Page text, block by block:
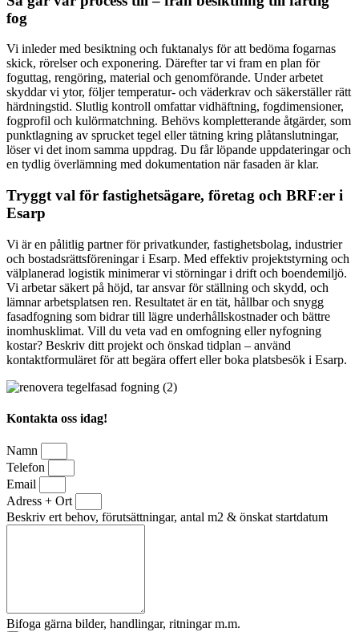
fog
Vi inleder med besiktning och fuktanalys för att bedöma fogarnas
skick, rörelser och exponering. Därefter tar vi fram en plan för
foguttag, rengöring, material och genomförande. Under arbetet
skyddar vi ytor, följer temperatur- och väderkrav och säkerställer rätt
härdningstid. Slutlig kontroll omfattar vidhäftning, fogdimensioner,
fogprofil och kulörmatchning. Behövs kompletterande åtgärder, som
punktlagning av sprucket tegel eller tätning kring plåtanslutningar,
löser vi det inom samma uppdrag. Du får löpande uppdateringar och
en tydlig överlämning med dokumentation när fasaden är klar.
Tryggt val för fastighetsägare, företag och BRF:er i
Esarp
Vi är en pålitlig partner för privatkunder, fastighetsbolag, industrier
och bostadsrättsföreningar i Esarp. Med effektiv projektstyrning och
välplanerad logistik minimerar vi störningar i drift och boendemiljö.
Vi arbetar säkert på höjd, tar ansvar för ställning och skydd, och
lämnar arbetsplatsen ren. Resultatet är en tät, hållbar och snygg
fasadfogning som bidrar till lägre underhållskostnader och bättre
inomhusklimat. Vill du veta vad en omfogning eller nyfogning
kostar? Beskriv ditt projekt och önskad tidplan – använd
kontaktformuläret för att begära offert eller boka platsbesök i Esarp.
Kontakta oss idag!
Namn
Telefon
Email
Adress + Ort
Beskriv ert behov, förutsättningar, antal m2 & önskat startdatum
Bifoga gärna bilder, handlingar, ritningar m.m.